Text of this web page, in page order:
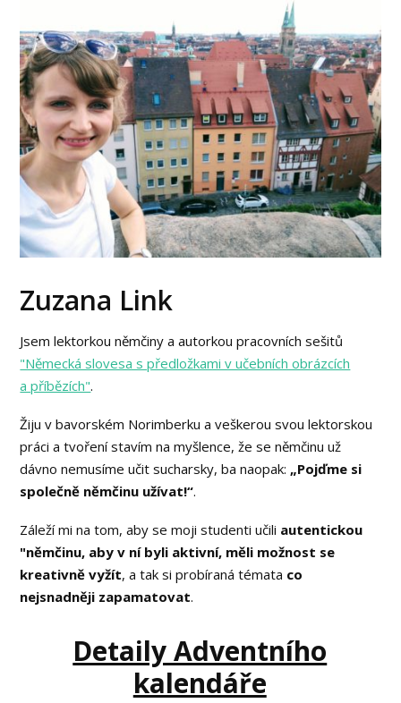
Zuzana Link
Jsem lektorkou němčiny a autorkou pracovních sešitů
"Německá slovesa s předložkami v učebních obrázcích
a příbězích".
Žiju v bavorském Norimberku a veškerou svou lektorskou
práci a tvoření stavím na myšlence, že se němčinu už
dávno nemusíme učit sucharsky, ba naopak: „Pojďme si
společně němčinu užívat!“.
Záleží mi na tom, aby se moji studenti učili autentickou
"němčinu, aby v ní byli aktivní, měli možnost se
kreativně vyžít, a tak si probíraná témata co
nejsnadněji zapamatovat.
Detaily Adventního
kalendáře